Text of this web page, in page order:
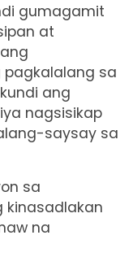
gumagamit
at
sa
ang
nagsisikap
saysay sa
sa
kinasadlakan
na